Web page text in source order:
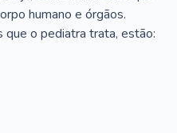
humano e órgãos.
que o pediatra trata, estão: